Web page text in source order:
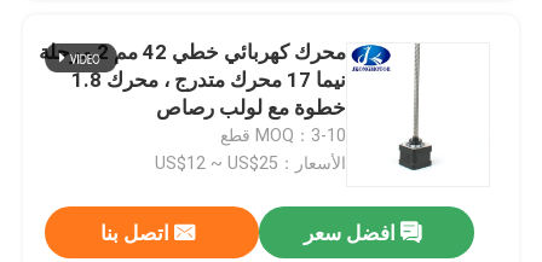
محرك كهربائي خطي 42 مم 2 مرحلة
نيما 17 محرك متدرج ، محرك 1.8
خطوة مع لولب رصاص
MOQ：3-10 قطع
الأسعار：US$12 ~ US$25
افضل سعر اتصل بنا